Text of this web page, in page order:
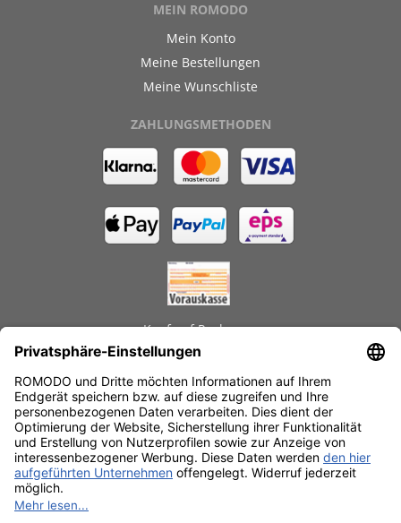
MEIN ROMODO
Mein Konto
Meine Bestellungen
Meine Wunschliste
ZAHLUNGSMETHODEN
Kauf auf Rechnung
Schnelle Lieferzeiten
Käuferschutz
Datenschutz
SSL-Verschlüsselung